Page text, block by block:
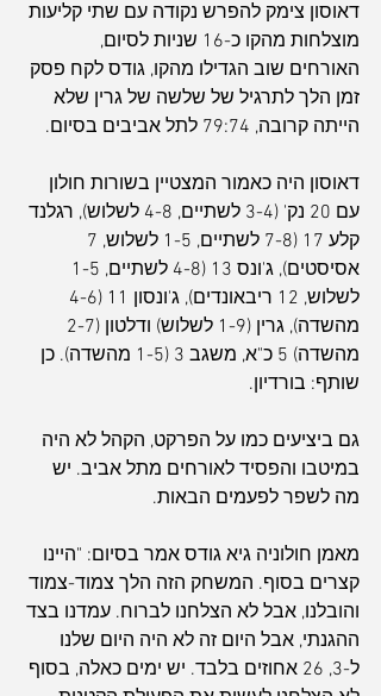
דאוסון צימק להפרש נקודה עם שתי קליעות
מוצלחות מהקו כ-16 שניות לסיום,
האורחים שוב הגדילו מהקו, גודס לקח פסק
זמן הלך לתרגיל של שלשה של גרין שלא
הייתה קרובה, 79:74 לתל אביבים בסיום.
דאוסון היה כאמור המצטיין בשורות חולון
עם 20 נק' (3-4 לשתיים, 4-8 לשלוש), רגלנד
מהשדה) 5 כ"א, משגב 3 (1-5 מהשדה). כן
שותף: בורדיון.
גם ביציעים כמו על הפרקט, הקהל לא היה
במיטבו והפסיד לאורחים מתל אביב. יש
מה לשפר לפעמים הבאות.
מאמן חולוניה גיא גודס אמר בסיום: "היינו
קצרים בסוף. המשחק הזה הלך צמוד-צמוד
והובלנו, אבל לא הצלחנו לברוח. עמדנו בצד
ההגנתי, אבל היום זה לא היה היום שלנו
ל-3, 26 אחוזים בלבד. יש ימים כאלה, בסוף